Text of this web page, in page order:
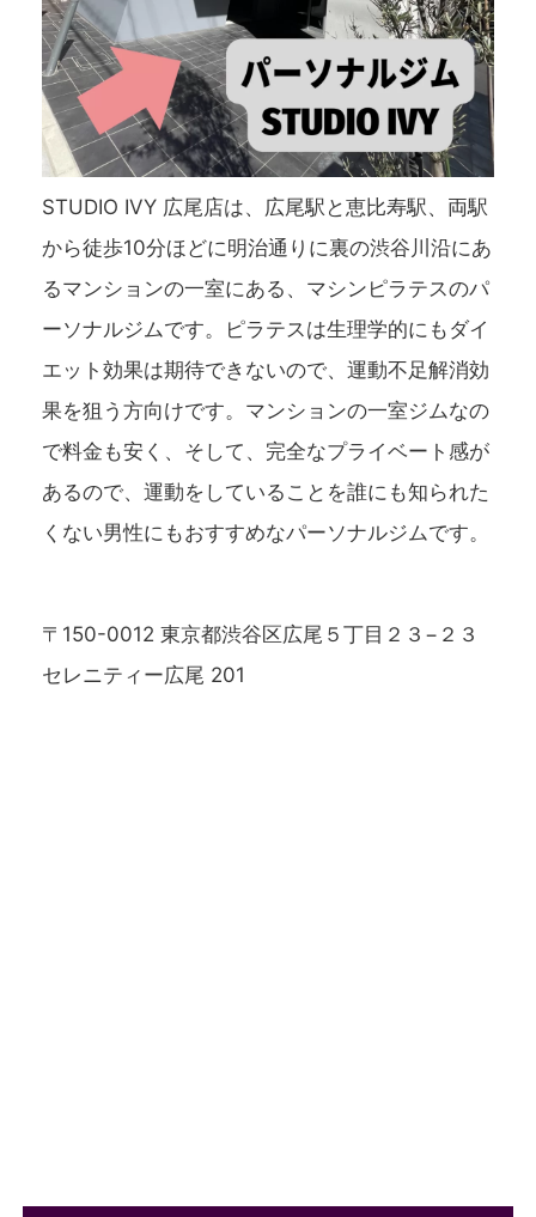
STUDIO IVY 広尾店は、広尾駅と恵比寿駅、両駅
から徒歩10分ほどに明治通りに裏の渋谷川沿にあ
るマンションの一室にある、マシンピラテスのパ
ーソナルジムです。ピラテスは生理学的にもダイ
エット効果は期待できないので、運動不足解消効
果を狙う方向けです。マンションの一室ジムなの
で料金も安く、そして、完全なプライベート感が
あるので、運動をしていることを誰にも知られた
くない男性にもおすすめなパーソナルジムです。
〒150-0012 東京都渋谷区広尾５丁目２３−２３
セレニティー広尾 201